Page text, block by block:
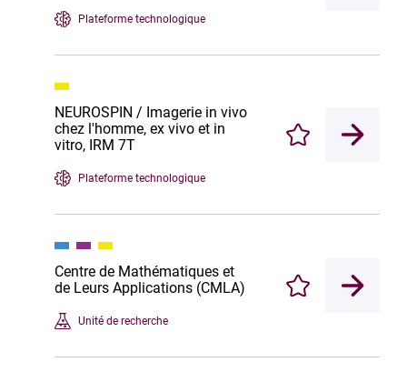
Plateforme technologique
NEUROSPIN / Imagerie in vivo
chez l'homme, ex vivo et in
vitro, IRM 7T
Plateforme technologique
Enregistrer
Centre de Mathématiques et
de Leurs Applications (CMLA)
Unité de recherche
Enregistrer